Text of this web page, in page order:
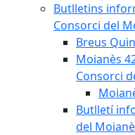
Butlletins
Consorci del
Breus
Moianès
Consorci
Butlletí
del